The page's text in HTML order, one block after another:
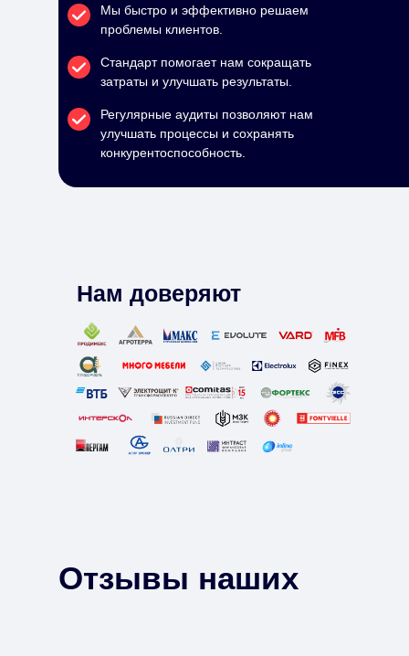
Мы быстро и эффективно решаем
проблемы клиентов.
Стандарт помогает нам сокращать
затраты и улучшать результаты.
Регулярные аудиты позволяют нам
улучшать процессы и сохранять
конкурентоспособность.
Нам доверяют
Отзывы наших